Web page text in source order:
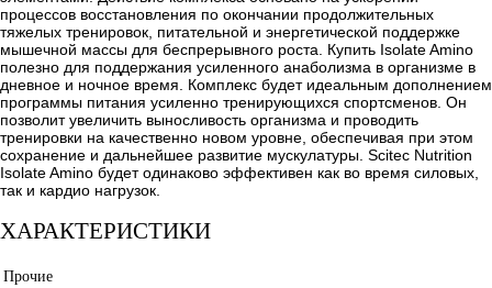
процессов восстановления по окончании продолжительных
тяжелых тренировок, питательной и энергетической поддержке
мышечной массы для беспрерывного роста. Купить Isolate Amino
полезно для поддержания усиленного анаболизма в организме в
дневное и ночное время. Комплекс будет идеальным дополнением
программы питания усиленно тренирующихся спортсменов. Он
позволит увеличить выносливость организма и проводить
тренировки на качественно новом уровне, обеспечивая при этом
сохранение и дальнейшее развитие мускулатуры. Scitec Nutrition
Isolate Amino будет одинаково эффективен как во время силовых,
так и кардио нагрузок.
ХАРАКТЕРИСТИКИ
Прочие